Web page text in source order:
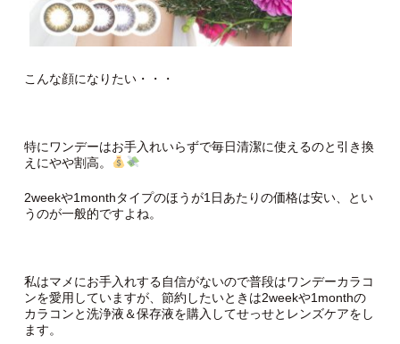
こんな顔になりたい・・・
特にワンデーはお手入れいらずで毎日清潔に使えるのと引き換
えにやや割高。
2weekや1monthタイプのほうが1日あたりの価格は安い、とい
うのが一般的ですよね。
私はマメにお手入れする自信がないので普段はワンデーカラコ
ンを愛用していますが、節約したいときは2weekや1monthの
カラコンと洗浄液＆保存液を購入してせっせとレンズケアをし
ます。